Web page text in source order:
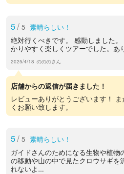
5/ 5 素晴らしい！
絶対行くべきです。 感動しました
かりやすく楽しくツアーでした。あ
2025/4/18 のののさん
店舗からの返信が届きました！
レビューありがとうございます！
くお願い致します。
5/ 5 素晴らしい！
ガイドさんのためになる生物や植物
の移動や山の中で見たクロウサギを
れないよ...